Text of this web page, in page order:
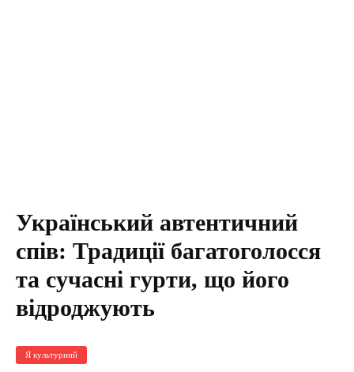
Український автентичний
спів: Традиції багатоголосся
та сучасні гурти, що його
відроджують
Я культурний